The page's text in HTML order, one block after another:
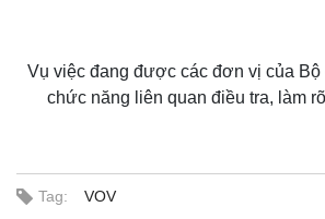
Vụ việc đang được các đơn vị của Bộ
chức năng liên quan điều tra, làm
Tag: VOV